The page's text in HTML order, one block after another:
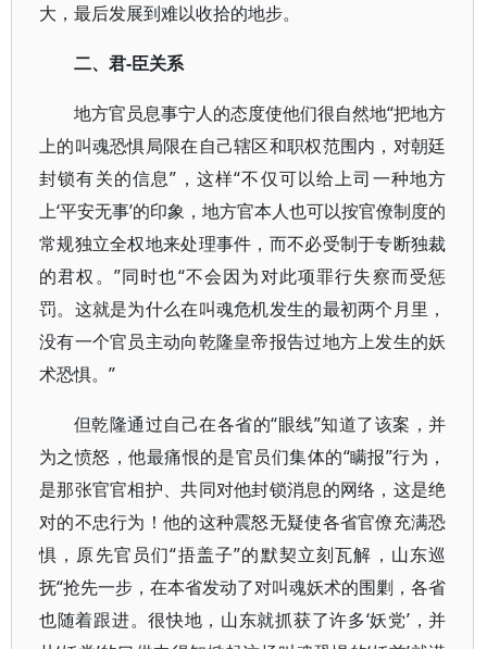
大，最后发展到难以收拾的地步。
二、君-臣关系
地方官员息事宁人的态度使他们很自然地“把地方
上的叫魂恐惧局限在自己辖区和职权范围内，对朝廷
封锁有关的信息”，这样“不仅可以给上司一种地方
上‘平安无事’的印象，地方官本人也可以按官僚制度的
常规独立全权地来处理事件，而不必受制于专断独裁
的君权。”同时也“不会因为对此项罪行失察而受惩
罚。这就是为什么在叫魂危机发生的最初两个月里，
没有一个官员主动向乾隆皇帝报告过地方上发生的妖
术恐惧。”
但乾隆通过自己在各省的“眼线”知道了该案，并
为之愤怒，他最痛恨的是官员们集体的“瞒报”行为，
是那张官官相护、共同对他封锁消息的网络，这是绝
对的不忠行为！他的这种震怒无疑使各省官僚充满恐
惧，原先官员们“捂盖子”的默契立刻瓦解，山东巡
抚“抢先一步，在本省发动了对叫魂妖术的围剿，各省
也随着跟进。很快地，山东就抓获了许多‘妖党’，并